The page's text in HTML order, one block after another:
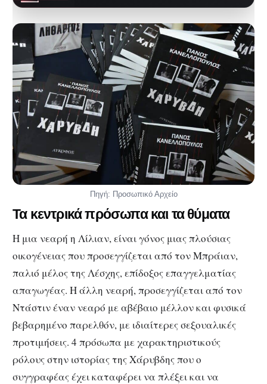
Πηγή: Προσωπικό Αρχείο
Τα κεντρικά πρόσωπα και τα θύματα
Η μια νεαρή η Λίλιαν, είναι γόνος μιας πλούσιας
οικογένειας που προσεγγίζεται από τον Μπράιαν,
παλιό μέλος της Λέσχης, επίδοξος επαγγελματίας
απαγωγέας. Η άλλη νεαρή, προσεγγίζεται από τον
Ντάστιν έναν νεαρό με αβέβαιο μέλλον και φυσικά
βεβαρημένο παρελθόν, με ιδιαίτερες σεξουαλικές
προτιμήσεις. 4 πρόσωπα με χαρακτηριστικούς
ρόλους στην ιστορίας της Χάρυβδης που ο
συγγραφέας έχει καταφέρει να πλέξει και να